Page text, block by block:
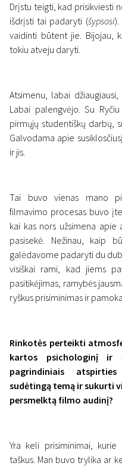
Drįstu teigti, kad prisikviesti
išdrįsti tai padaryti (šypsosi
vaidinti būtent jie. Bijojau,
tokiu atveju daryti.
Atsimenu, labai
Labai palengvėjo. Su
pirmųjų studentiškų darbų,
Galvodama apie
ir jis.
Tai buvo vienas mano
filmavimo procesas buvo
kai kas nors užsimena
pasisekė. Nežinau, kaip
galėdavome padaryti du
visiškai rami, kad jiems
pasitikėjimas, ramybės
ryškus prisiminimas ir
Rinkotės perteikti
kartos psichologinį ir
pagrindiniais
sudėtingą temą ir sukurti
persmelktą filmo audinį?
Yra keli prisiminimai,
taškus. Man buvo trylika ar